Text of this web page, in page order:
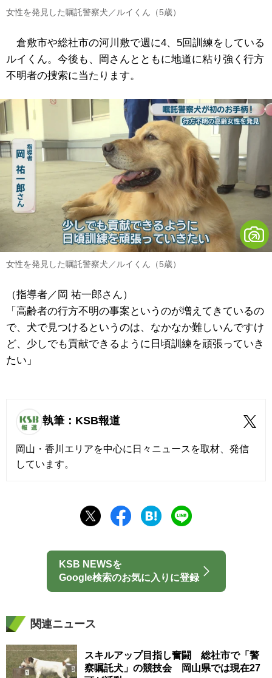
女性を発見した嘱託警察犬／ルイくん（5歳）
倉敷市や総社市の河川敷で週に4、5回訓練をしている
ルイくん。今後も、岡さんとともに地道に粘り強く行方
不明者の捜索に当たります。
女性を発見した嘱託警察犬／ルイくん（5歳）
（指導者／岡 祐一郎さん）
「高齢者の行方不明の事案というのが増えてきているの
で、犬で見つけるというのは、なかなか難しいんですけ
ど、少しでも貢献できるように日頃訓練を頑張っていき
たい」
執筆：KSB報道
岡山・香川エリアを中心に日々ニュースを取材、発信
しています。
KSB NEWSを
Google検索のお気に入りに登録
関連ニュース
スキルアップ目指し奮闘 総社市で「警
察嘱託犬」の競技会 岡山県では現在27